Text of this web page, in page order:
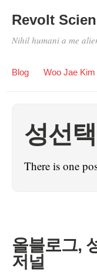
Revolt
Nihil humani a me
Blog Woo Jae Kim
성선택
There is one
올블로그,
저널